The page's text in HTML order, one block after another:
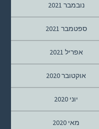
נובמבר 2021
ספטמבר 2021
אפריל 2021
אוקטובר 2020
יוני 2020
מאי 2020